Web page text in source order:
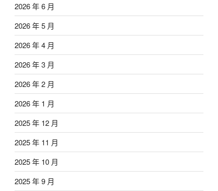
2026 年 6 月
2026 年 5 月
2026 年 4 月
2026 年 3 月
2026 年 2 月
2026 年 1 月
2025 年 12 月
2025 年 11 月
2025 年 10 月
2025 年 9 月